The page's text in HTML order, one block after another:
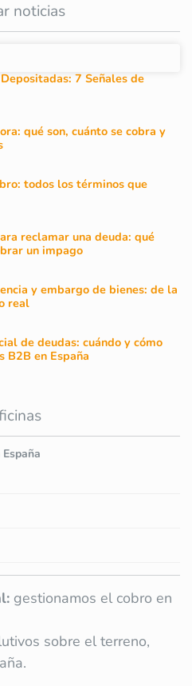
noticias
7 Señales de
qué son, cuánto se cobra y
todos los términos que
reclamar una deuda: qué
un impago
y embargo de bienes: de la
real
de deudas: cuándo y cómo
B2B en España
España
gestionamos el cobro en
sobre el terreno,